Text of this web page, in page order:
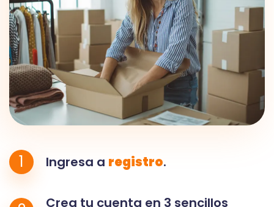
1 Ingresa a registro.
Crea tu cuenta en 3 sencillos